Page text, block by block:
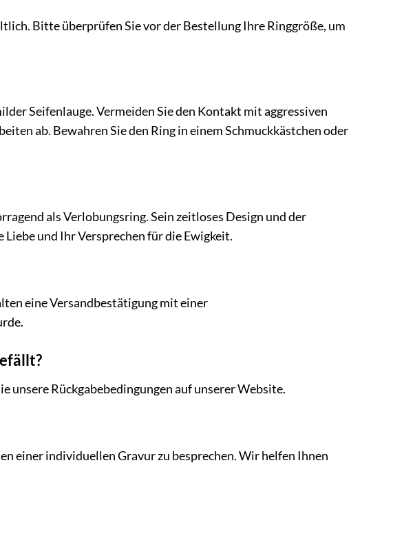
Bitte überprüfen Sie vor der Bestellung Ihre Ringgröße, um
Seifenlauge. Vermeiden Sie den Kontakt mit aggressiven
ab. Bewahren Sie den Ring in einem Schmuckkästchen oder
als Verlobungsring. Sein zeitloses Design und der
und Ihr Versprechen für die Ewigkeit.
eine Versandbestätigung mit einer
unsere Rückgabebedingungen auf unserer Website.
einer individuellen Gravur zu besprechen. Wir helfen Ihnen